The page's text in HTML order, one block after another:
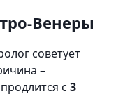
Венеры
советует
–
с 3